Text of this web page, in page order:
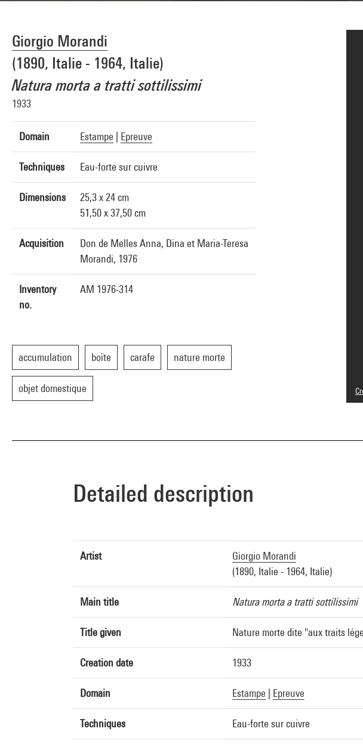
Giorgio Morandi
(1890, Italie - 1964, Italie)
Natura morta a tratti sottilissimi
1933
Domain Estampe Epreuve
Techniques Eau-forte sur cuivre
Dimensions
25,3 x 24 cm
51,50 x 37,50 cm
Acquisition
Don de Melles Anna, Dina et Maria-Teresa
Morandi, 1976
Inventory
no.
AM 1976-314
accumulation boîte carafe nature morte
objet domestique
©
Detailed description
Artist
Giorgio Morandi
(1890, Italie - 1964, Italie)
Main title Natura morta a tratti sottilissimi
Title given Nature morte dite "aux traits
Creation date 1933
Domain Estampe Epreuve
Techniques Eau-forte sur cuivre